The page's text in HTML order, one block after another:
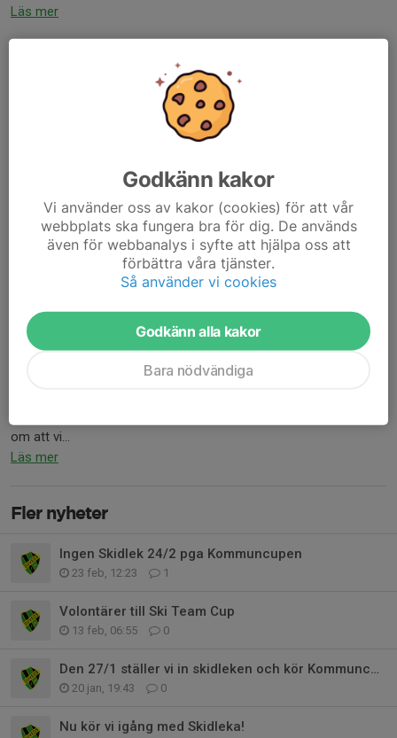
Läs mer
INSTÄLLD TRÄNING 24/3
0 kommentarer
Efter att ha kollat spårstatus och underlag nu på morgonen så
beslutar vi att ställa in dagens skidlek. Det är isigt, hårt och
Vi har inte gett upp hoppet om att...
Läs mer
Information inför veckan
22 mar, 21:52
0 kommentarer
Hej alla! Snöläget gör att det är osäkert om det går att köra
träning på tisdag. Vi kommer att avvakta till tisdag morgon innan
om att vi...
Läs mer
Fler nyheter
Ingen Skidlek 24/2 pga Kommuncupen
23 feb, 12:23 1
Volontärer till Ski Team Cup
13 feb, 06:55 0
Den 27/1 ställer vi in skidleken och kör Kommuncupen del 2!
20 jan, 19:43 0
Nu kör vi igång med Skidleka!
Godkänn kakor
Vi använder oss av kakor (cookies) för att vår
webbplats ska fungera bra för dig. De används
även för webbanalys i syfte att hjälpa oss att
förbättra våra tjänster.
Så använder vi cookies
Godkänn alla kakor
Bara nödvändiga